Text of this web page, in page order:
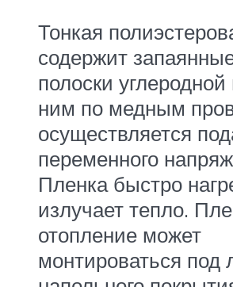
Тонкая
содержит
полоски
ним по медным
осуществляется
переменного
Пленка быстро
излучает тепло.
отопление может
монтироваться